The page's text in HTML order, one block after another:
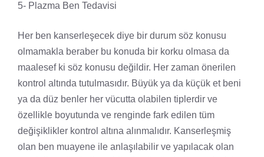
5- Plazma Ben Tedavisi
Her ben kanserleşecek diye bir durum söz konusu
olmamakla beraber bu konuda bir korku olmasa da
maalesef ki söz konusu değildir. Her zaman önerilen
kontrol altında tutulmasıdır. Büyük ya da küçük et beni
ya da düz benler her vücutta olabilen tiplerdir ve
özellikle boyutunda ve renginde fark edilen tüm
değişiklikler kontrol altına alınmalıdır. Kanserleşmiş
olan ben muayene ile anlaşılabilir ve yapılacak olan